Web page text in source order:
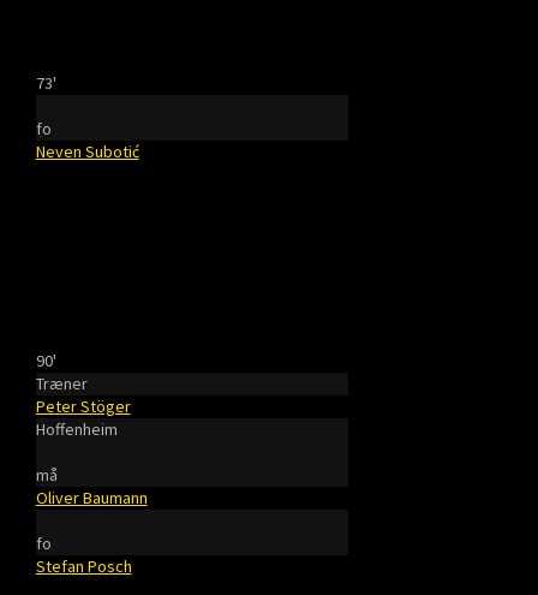
73'
fo
Neven Subotić
90'
Træner
Peter Stöger
Hoffenheim
må
Oliver Baumann
fo
Stefan Posch